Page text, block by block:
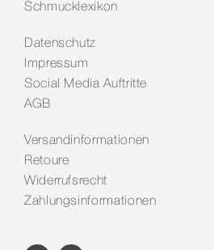
Schmucklexikon
Datenschutz
Impressum
Social Media Auftritte
AGB
Versandinformationen
Retoure
Widerrufsrecht
Zahlungsinformationen